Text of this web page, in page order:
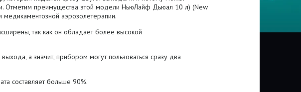
Отметим преимущества этой модели НьюЛайф Дьюал 10 л) (New
аэрозолетерапии.
так как он обладает более высокой
а значит, прибором могут пользоваться сразу два
составляет больше 90%.